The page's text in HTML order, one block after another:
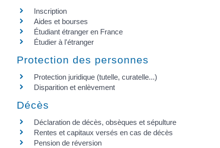
Inscription
Aides et bourses
Étudiant étranger en France
Étudier à l'étranger
Protection des personnes
Protection juridique (tutelle, curatelle...)
Disparition et enlèvement
Décès
Déclaration de décès, obsèques et sépulture
Rentes et capitaux versés en cas de décès
Pension de réversion